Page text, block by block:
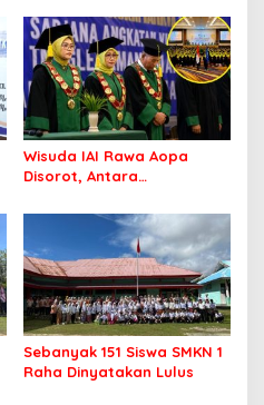
Wisuda IAI Rawa Aopa
Disorot, Antara
Dugaan Pelanggaran
Sebanyak 151 Siswa SMKN 1
Raha Dinyatakan Lulus